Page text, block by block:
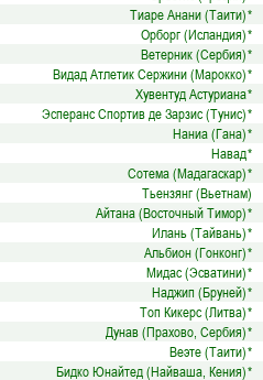
Тиаре Анани (Таити)*
Орборг (Исландия)*
Ветерник (Сербия)*
Видад Атлетик Сержини (Марокко)*
Хувентуд Астуриана*
Эсперанс Спортив де Зарзис (Тунис)*
Наниа (Гана)*
Навад*
Сотема (Мадагаскар)*
Тьензян­г (Вьетнам)
Айтана (Восточный Тимор)*
Илань (Тайвань)*
Альбион (Гонконг)*
Мидас (Эсватини)*
Наджип (Бруней)*
Топ Кикерс (Литва)*
Дунав (Прахово, Сербия)*
Веэте (Таити)*
Бидко Юнайтед (Найваша, Кения)*